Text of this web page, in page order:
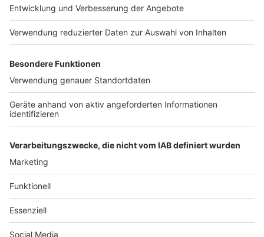
Computerworld Newsletter
JETZT ABONNIEREN
männliche Form genannt, stets sind aber die weibliche und andere Formen
gleichermaßen mitgemeint.